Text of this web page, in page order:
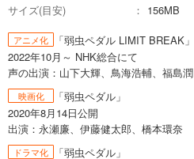
あらすじを表示する
弱虫ペダル 60
649円 (税込)
サイズ(目安)
156MB
アニメ化
「弱虫ペダル LIMIT BREAK」
2022年10月～ NHK総合にて
声の出演：山下大輝、鳥海浩輔、福島潤
映画化
「弱虫ペダル」
2020年8月14日公開
出演：永瀬廉、伊藤健太郎、橋本環奈
ドラマ化
「弱虫ペダル」